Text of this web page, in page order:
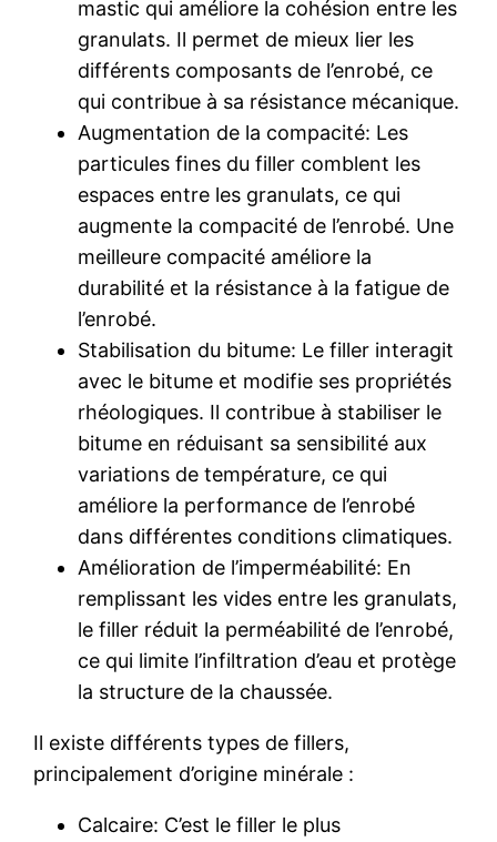
mastic qui améliore la cohésion entre les
granulats. Il permet de mieux lier les
différents composants de l’enrobé, ce
qui contribue à sa résistance mécanique.
Augmentation de la compacité: Les
particules fines du filler comblent les
espaces entre les granulats, ce qui
augmente la compacité de l’enrobé. Une
meilleure compacité améliore la
durabilité et la résistance à la fatigue de
l’enrobé.
Stabilisation du bitume: Le filler interagit
avec le bitume et modifie ses propriétés
rhéologiques. Il contribue à stabiliser le
bitume en réduisant sa sensibilité aux
variations de température, ce qui
améliore la performance de l’enrobé
dans différentes conditions climatiques.
Amélioration de l’imperméabilité: En
remplissant les vides entre les granulats,
le filler réduit la perméabilité de l’enrobé,
ce qui limite l’infiltration d’eau et protège
la structure de la chaussée.
Il existe différents types de fillers,
principalement d’origine minérale :
Calcaire: C’est le filler le plus